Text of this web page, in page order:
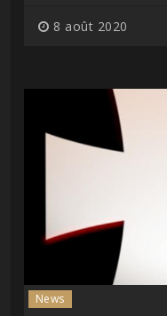
8 août 2020
News